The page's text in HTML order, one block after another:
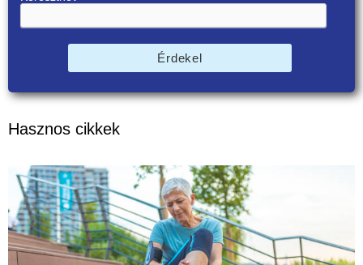
Érdekel
Hasznos cikkek